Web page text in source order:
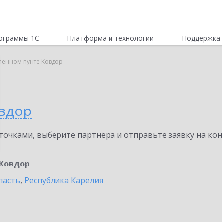
1С Платформа и технологии Поддержка
пунте Ковдор
выберите партнёра и отправьте заявку на
Ковдор
, Республика Карелия